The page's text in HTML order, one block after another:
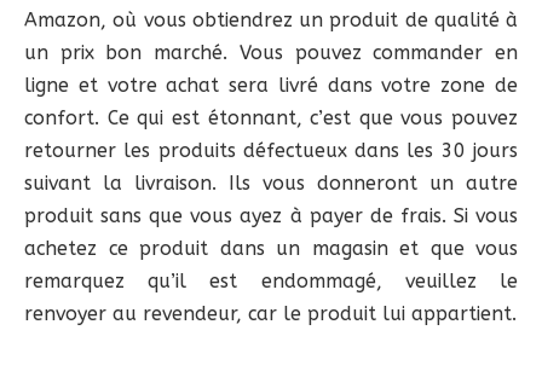
Amazon, où vous obtiendrez un produit de qualité à
un prix bon marché. Vous pouvez commander en
ligne et votre achat sera livré dans votre zone de
confort. Ce qui est étonnant, c’est que vous pouvez
retourner les produits défectueux dans les 30 jours
suivant la livraison. Ils vous donneront un autre
produit sans que vous ayez à payer de frais. Si vous
achetez ce produit dans un magasin et que vous
remarquez qu’il est endommagé, veuillez le
renvoyer au revendeur, car le produit lui appartient.